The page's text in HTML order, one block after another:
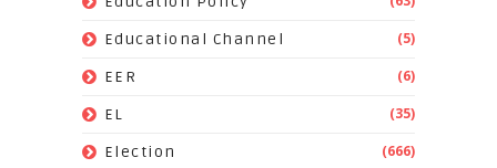
Educational Channel (5)
EER (6)
EL (35)
Election (666)